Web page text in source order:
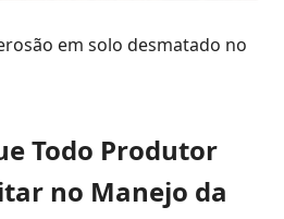
em solo desmatado no
Todo Produtor
no Manejo da